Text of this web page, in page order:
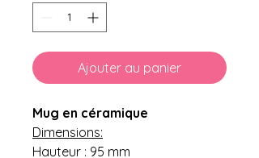
Ajouter au panier
Mug en céramique
Dimensions:
Hauteur : 95 mm